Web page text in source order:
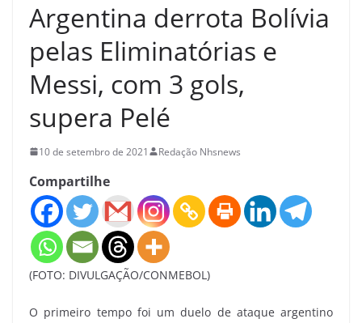
Argentina derrota Bolívia
pelas Eliminatórias e
Messi, com 3 gols,
supera Pelé
10 de setembro de 2021 Redação Nhsnews
Compartilhe
(FOTO: DIVULGAÇÃO/CONMEBOL)
O primeiro tempo foi um duelo de ataque argentino